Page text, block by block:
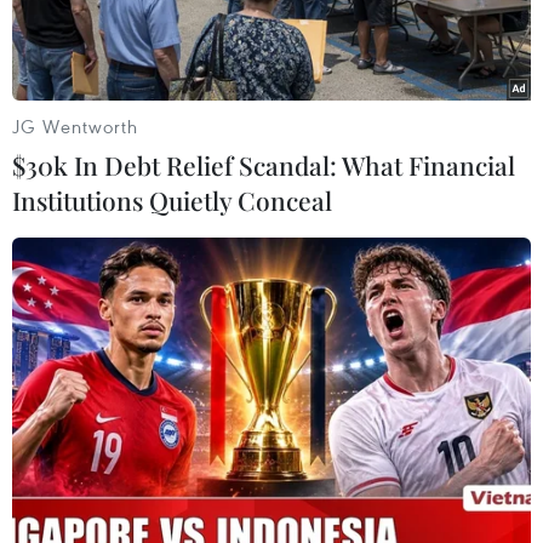
Nhà đầu tư triển khai thi công trạm dừng nghỉ trên tuyến cao
tốc Bắc-Nam phía Đông. (Ảnh: PV/Vietnam+)
Các trạm dừng nghỉ và hệ thống giao thông
thông minh trên tuyến cao tốc Bắc-Nam phải
hoàn thành đưa vào khai thác sử dụng trong
năm nay.
JG Wentworth
$30k In Debt Relief Scandal: What Financial
Institutions Quietly Conceal